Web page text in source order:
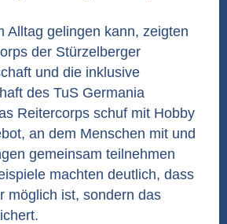
Alltag gelingen kann, zeigten
der Stürzelberger
und die inklusive
des TuS Germania
Reitercorps schuf mit Hobby
an dem Menschen mit und
gemeinsam teilnehmen
machten deutlich, dass
möglich ist, sondern das